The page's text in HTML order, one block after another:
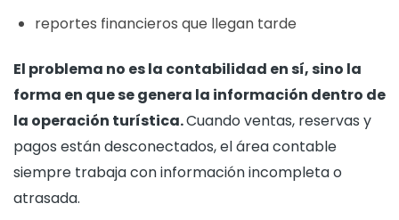
reportes financieros que llegan tarde
El problema no es la contabilidad en sí, sino la
forma en que se genera la información dentro de
la operación turística.Cuando ventas, reservas y
pagos están desconectados, el área contable
siempre trabaja con información incompleta o
atrasada.